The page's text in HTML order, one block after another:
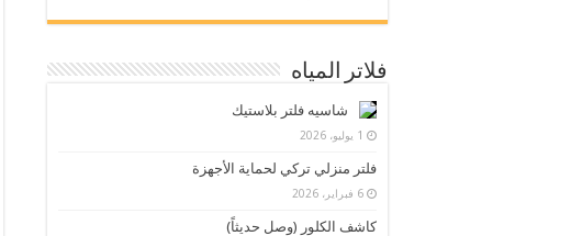
فلاتر المياه
شاسيه فلتر بلاستيك
1 يوليو، 2026
فلتر منزلي تركي لحماية الأجهزة
6 فبراير، 2026
كاشف الكلور (وصل حديثاً)